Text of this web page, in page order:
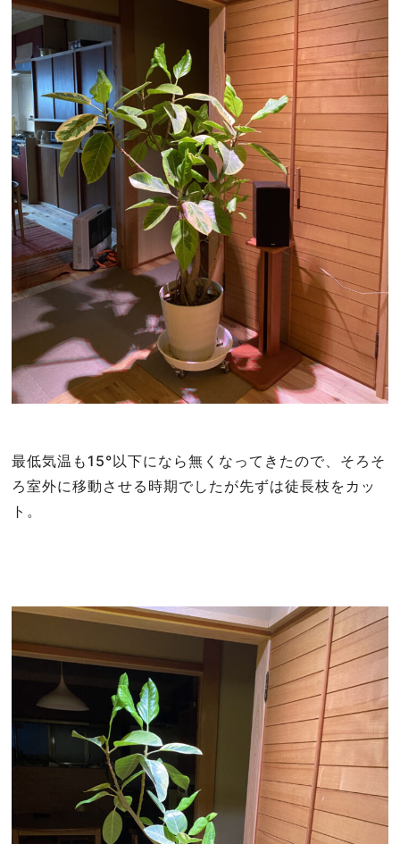
最低気温も15°以下になら無くなってきたので、そろそ
ろ室外に移動させる時期でしたが先ずは徒長枝をカッ
ト。